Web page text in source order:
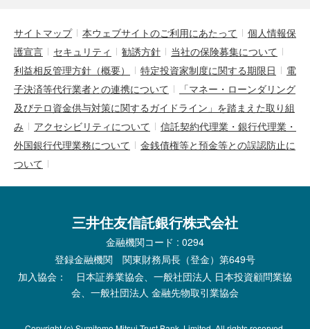
サイトマップ 本ウェブサイトのご利用にあたって
個人情報保
護宣言
セキュリティ 勧誘方針
当社の保険募集について
利益相反管理方針（概要）
特定投資家制度に関する期限日
電
子決済等代行業者との連携について
「マネー・ローンダリング
及びテロ資金供与対策に関するガイドライン」を踏まえた取り組
み
アクセシビリティについて
信託契約代理業・銀行代理業・
外国銀行代理業務について
金銭債権等と預金等との誤認防止に
ついて
三井住友信託銀行株式会社
金融機関コード : 0294
登録金融機関 関東財務局長（登金）第649号
加入協会： 日本証券業協会、一般社団法人 日本投資顧問業協
会、一般社団法人 金融先物取引業協会